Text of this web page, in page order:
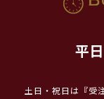
平
土日・祝日は『受